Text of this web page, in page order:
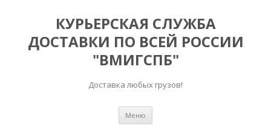
КУРЬЕРСКАЯ СЛУЖБА
ДОСТАВКИ ПО ВСЕЙ РОССИИ
"ВМИГСПБ"
Доставка любых грузов!
Меню